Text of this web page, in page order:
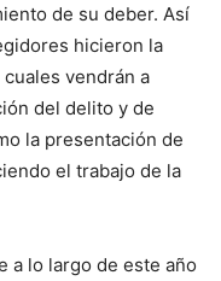
de su deber. Así
hicieron la
vendrán a
del delito y de
la presentación de
el trabajo de la
a lo largo de este año